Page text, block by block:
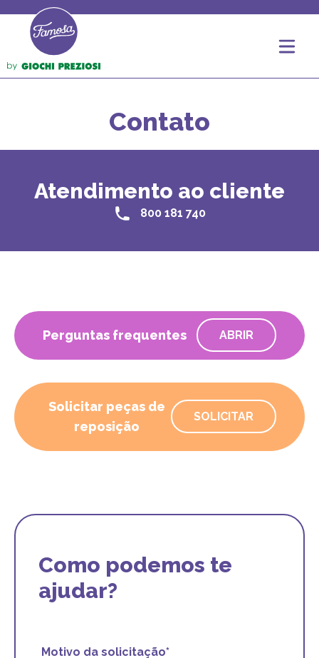
Contato
Atendimento ao cliente
800 181 740
Perguntas frequentes ABRIR
Solicitar peças de
reposição
SOLICITAR
Como podemos te
ajudar?
Motivo da solicitação*